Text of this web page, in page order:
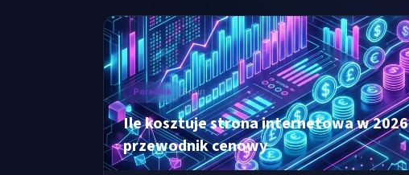
Poradnik 8 min
Ile kosztuje strona internetowa w
przewodnik cenowy